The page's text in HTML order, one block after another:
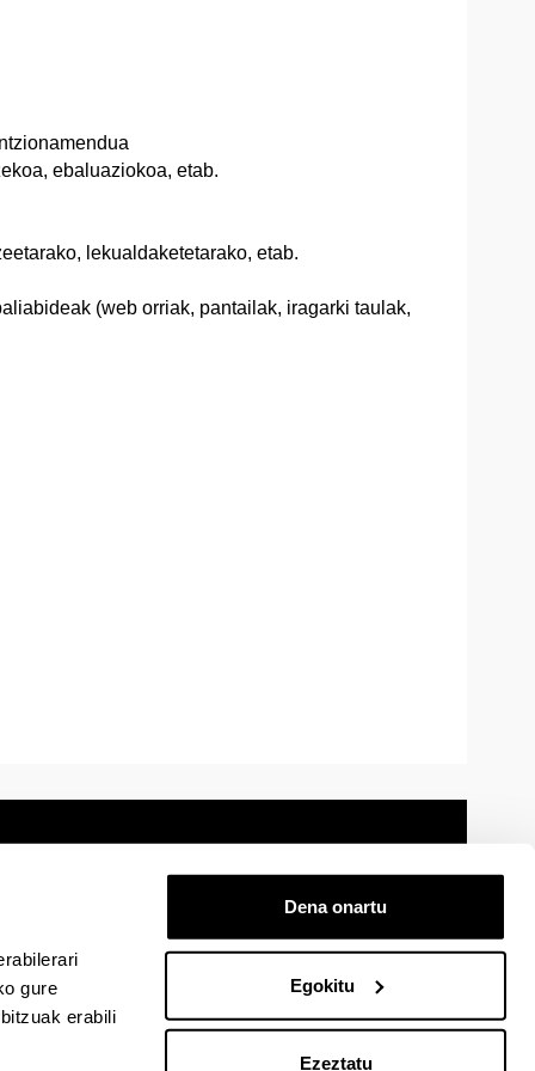
gure
erabili
Dena onartu
Egokitu
Ezeztatu
ebaluaziokoa, etab.
lekualdaketetarako, etab.
(web orriak, pantailak, iragarki taulak,
Laguntza Kontaktua
en
EHU Linkedin-enEHU Instagram-enEHU Youtube-enEHU Vimeo-enEHU Flickr-en